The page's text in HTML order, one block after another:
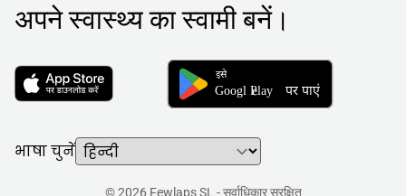
अपने स्वास्थ्य का स्वामी बनें।
भाषा चुनें
© 2026 Fewlaps SL - सर्वाधिकार सुरक्षित